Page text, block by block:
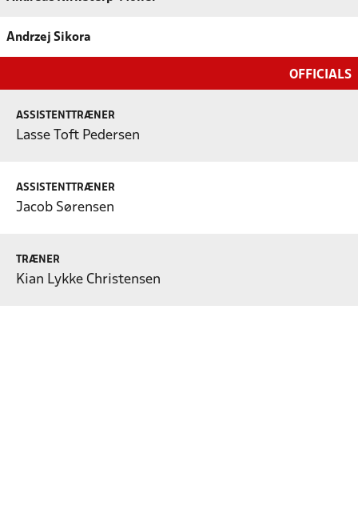
Andrzej Sikora
OFFICIALS
ASSISTENTTRÆNER
Lasse Toft Pedersen
ASSISTENTTRÆNER
Jacob Sørensen
TRÆNER
Kian Lykke Christensen